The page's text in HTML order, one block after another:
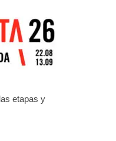
etapas y